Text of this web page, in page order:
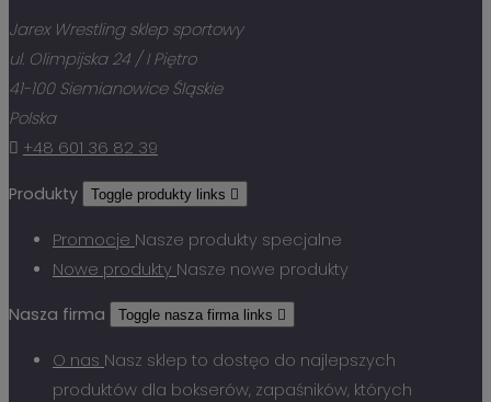
Jarex Wrestling sklep sportowy
ul. Olimpijska 24 / I Piętro
41-100 Siemianowice Śląskie
Polska
 +48 601 36 82 39
Produkty Toggle produkty links 
Promocje Nasze produkty specjalne
Nowe produkty Nasze nowe produkty
Nasza firma Toggle nasza firma links 
O nas Nasz sklep to dostęo do najlepszych
produktów dla bokserów, zapaśników, których